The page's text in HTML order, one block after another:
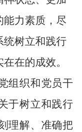
能力素质，尽
统树立和践行
在的成效。
组织和党员干
于树立和践行
理解、准确把